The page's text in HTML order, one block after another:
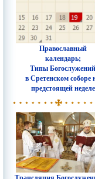
Православный
календарь;
Типы Богослужений
в Сретенском соборе
предстоящей неделе